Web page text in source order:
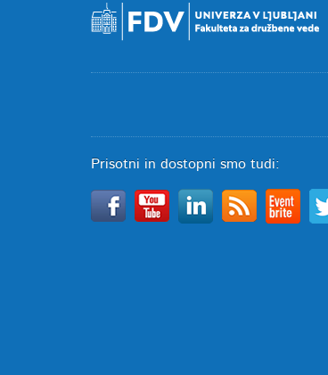
Prisotni in dostopni smo tudi: